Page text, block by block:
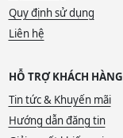
Quy định sử dụng
Liên hệ
HỖ TRỢ KHÁCH HÀNG
Tin tức & Khuyến mãi
Hướng dẫn đăng tin